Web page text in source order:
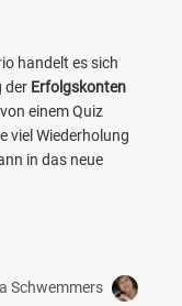
handelt es sich
der Erfolgskonten
einem Quiz
viel Wiederholung
in das neue
Schwemmers